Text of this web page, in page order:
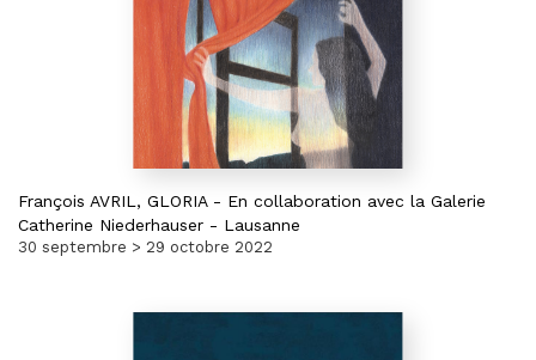
François AVRIL, GLORIA - En collaboration avec la Galerie
Catherine Niederhauser - Lausanne
30 septembre > 29 octobre 2022